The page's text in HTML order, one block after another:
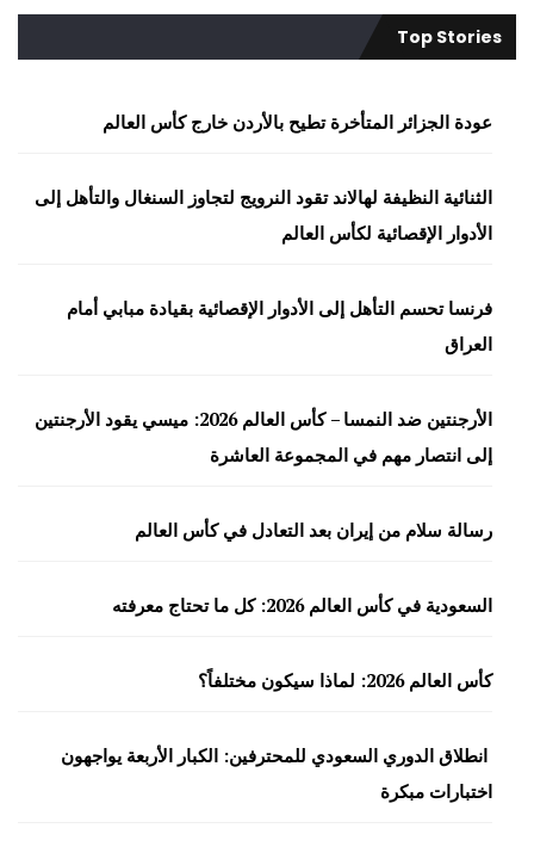
Top Stories
عودة الجزائر المتأخرة تطيح بالأردن خارج كأس العالم
الثنائية النظيفة لهالاند تقود النرويج لتجاوز السنغال والتأهل إلى
الأدوار الإقصائية لكأس العالم
فرنسا تحسم التأهل إلى الأدوار الإقصائية بقيادة مبابي أمام
العراق
الأرجنتين ضد النمسا – كأس العالم 2026: ميسي يقود الأرجنتين
إلى انتصار مهم في المجموعة العاشرة
رسالة سلام من إيران بعد التعادل في كأس العالم
السعودية في كأس العالم 2026: كل ما تحتاج معرفته
كأس العالم 2026: لماذا سيكون مختلفاً؟
انطلاق الدوري السعودي للمحترفين: الكبار الأربعة يواجهون
اختبارات مبكرة